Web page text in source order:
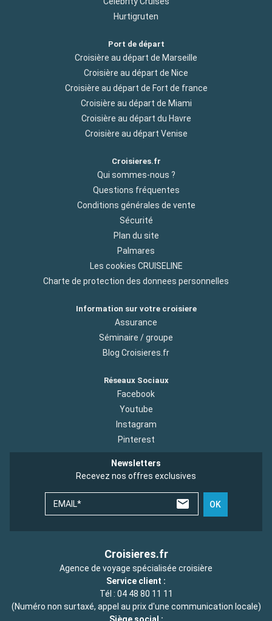
Hurtigruten
Port de départ
Croisière au départ de Marseille
Croisière au départ de Nice
Croisière au départ de Fort de france
Croisière au départ de Miami
Croisière au départ du Havre
Croisière au départ Venise
Croisieres.fr
Qui sommes-nous ?
Questions fréquentes
Conditions générales de vente
Sécurité
Plan du site
Palmares
Les cookies CRUISELINE
Charte de protection des donnees personnelles
Information sur votre croisiere
Assurance
Séminaire / groupe
Blog Croisieres.fr
Réseaux Sociaux
Facebook
Youtube
Instagram
Pinterest
Newsletters
Recevez nos offres exclusives
EMAIL* OK
Croisieres.fr
Agence de voyage spécialisée croisière
Service client :
Tél : 04 48 80 11 11
(Numéro non surtaxé, appel au prix d'une communication locale)